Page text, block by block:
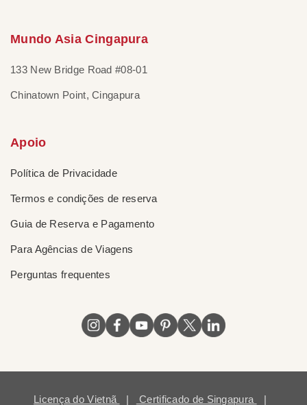
Mundo Asia Cingapura
133 New Bridge Road #08-01
Chinatown Point, Cingapura
Apoio
Política de Privacidade
Termos e condições de reserva
Guia de Reserva e Pagamento
Para Agências de Viagens
Perguntas frequentes
Licença do Vietnã | Certificado de Singapura |